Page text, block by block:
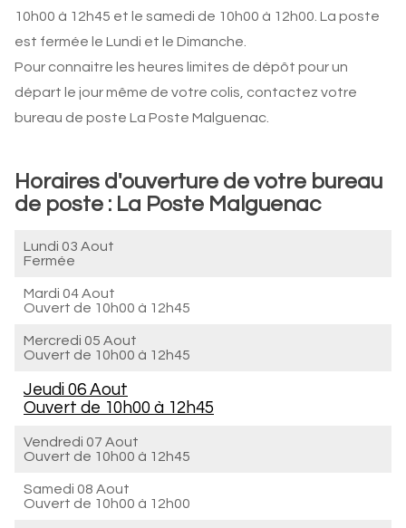
10h00 à 12h45 et le samedi de 10h00 à 12h00. La poste
est fermée le Lundi et le Dimanche.
Pour connaitre les heures limites de dépôt pour un
départ le jour même de votre colis, contactez votre
bureau de poste La Poste Malguenac.
Horaires d'ouverture de votre bureau
de poste : La Poste Malguenac
Lundi 03 Aout
Fermée
Mardi 04 Aout
Ouvert de 10h00 à 12h45
Mercredi 05 Aout
Ouvert de 10h00 à 12h45
Jeudi 06 Aout
Ouvert de 10h00 à 12h45
Vendredi 07 Aout
Ouvert de 10h00 à 12h45
Samedi 08 Aout
Ouvert de 10h00 à 12h00